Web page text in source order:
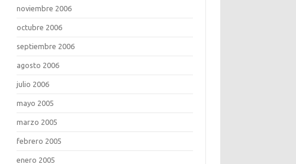
noviembre 2006
octubre 2006
septiembre 2006
agosto 2006
julio 2006
mayo 2005
marzo 2005
febrero 2005
enero 2005